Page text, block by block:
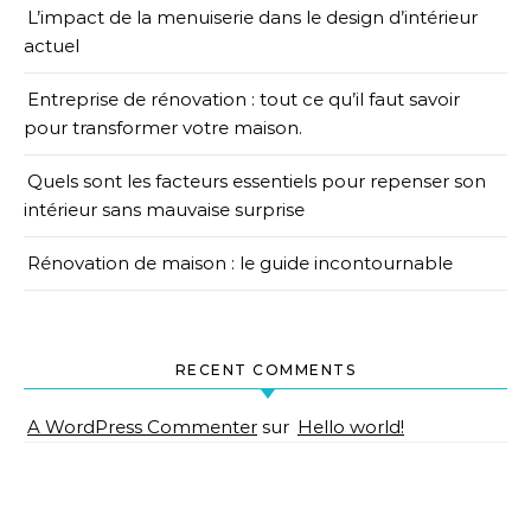
L’impact de la menuiserie dans le design d’intérieur
actuel
Entreprise de rénovation : tout ce qu’il faut savoir
pour transformer votre maison.
Quels sont les facteurs essentiels pour repenser son
intérieur sans mauvaise surprise
Rénovation de maison : le guide incontournable
RECENT COMMENTS
A WordPress Commenter sur Hello world!